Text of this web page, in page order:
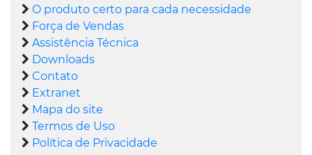
O produto certo para cada necessidade
Força de Vendas
Assistência Técnica
Downloads
Contato
Extranet
Mapa do site
Termos de Uso
Política de Privacidade